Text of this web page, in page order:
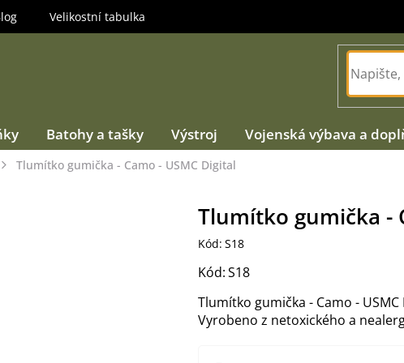
Velikostní tabulka
Batohy a tašky Výstroj Vojenská výbava a
Tlumítko gumička - Camo - USMC Digital
Tlumítko gumička - Camo -
Vyrobeno z netoxického a
Tlumítko gumička -
Kód: S18
Kód:S18